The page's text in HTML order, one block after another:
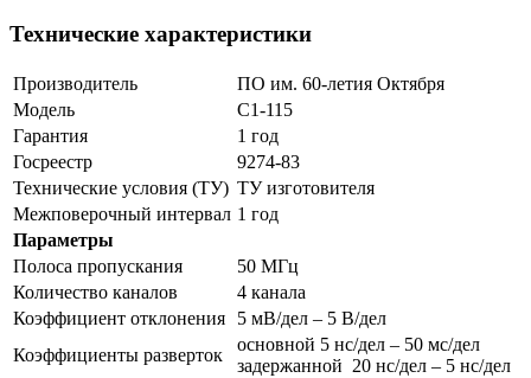
Технические характеристики
Производитель
ПО им. 60-летия Октября
Модель
С1-115
Гарантия
1 год
Госреестр
9274-83
Технические условия (ТУ) ТУ изготовителя
Межповерочный интервал 1 год
Параметры
Полоса пропускания
50 МГц
Количество каналов
4 канала
Коэффициент отклонения
5 мВ/дел – 5 В/дел
Коэффициенты разверток
основной 5 нс/дел – 50 мс/дел
задержанной 20 нс/дел – 5 нс/дел